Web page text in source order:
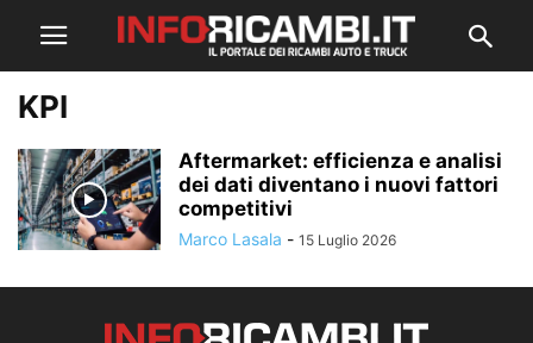
KPI
Aftermarket: efficienza e analisi
dei dati diventano i nuovi fattori
competitivi
Marco Lasala - 15 Luglio 2026